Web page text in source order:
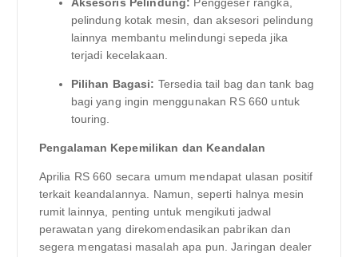
pelindung kotak mesin, dan aksesori pelindung
lainnya membantu melindungi sepeda jika
terjadi kecelakaan.
Pilihan Bagasi: Tersedia tail bag dan tank bag
bagi yang ingin menggunakan RS 660 untuk
touring.
Pengalaman Kepemilikan dan Keandalan
Aprilia RS 660 secara umum mendapat ulasan positif
terkait keandalannya. Namun, seperti halnya mesin
rumit lainnya, penting untuk mengikuti jadwal
perawatan yang direkomendasikan pabrikan dan
segera mengatasi masalah apa pun. Jaringan dealer